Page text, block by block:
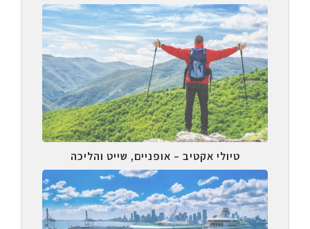
טיולי אקטיב – אופניים, שייט והליכה